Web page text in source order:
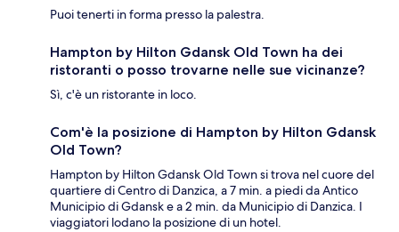
Puoi tenerti in forma presso la palestra.
Hampton by Hilton Gdansk Old Town ha dei
ristoranti o posso trovarne nelle sue vicinanze?
Sì, c'è un ristorante in loco.
Com'è la posizione di Hampton by Hilton Gdansk
Old Town?
Hampton by Hilton Gdansk Old Town si trova nel cuore del
quartiere di Centro di Danzica, a 7 min. a piedi da Antico
Municipio di Gdansk e a 2 min. da Municipio di Danzica. I
viaggiatori lodano la posizione di un hotel.